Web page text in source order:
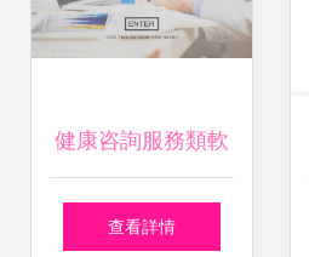
健康咨詢服務類軟
件開發計劃
查看詳情